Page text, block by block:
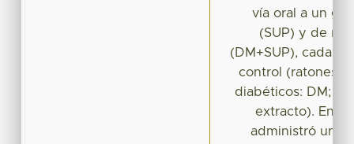
vía oral a un
(SUP) y de
(DM+SUP), cada
control (ratones
diabéticos: DM;
extracto). En
administró una